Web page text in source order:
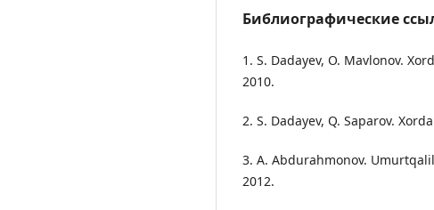
Библиографические
1. S. Dadayev, O. Mavlonov.
2010.
2. S. Dadayev, Q. Saparov.
3. A. Abdurahmonov.
2012.